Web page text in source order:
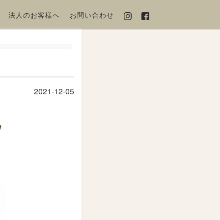
法人のお客様へ お問い合わせ
2021-12-05